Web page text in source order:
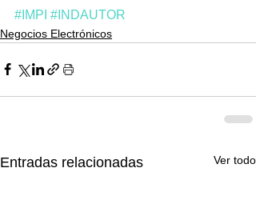
#IMPI #INDAUTOR
Negocios Electrónicos
Entradas relacionadas Ver todo